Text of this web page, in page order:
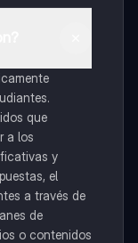
que
a los
y
el
a través de
de
o contenidos